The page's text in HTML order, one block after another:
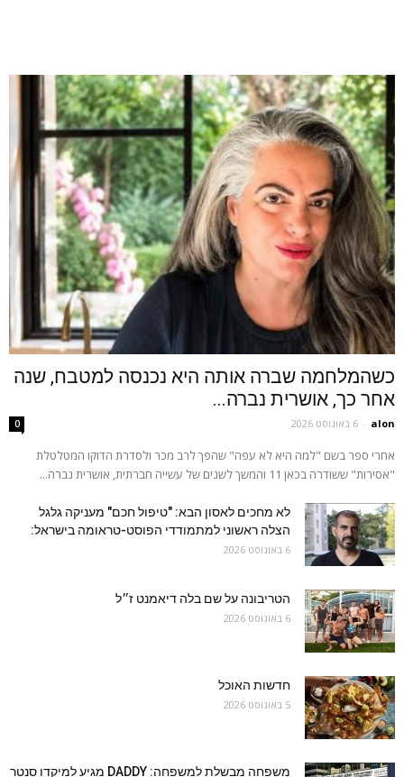
כשהמלחמה שברה אותה היא נכנסה למטבח, שנה
אחר כך, אושרית נברה...
alon
- 6 באוגוסט 2026 0
אחרי ספר בשם "למה היא לא עפה" שהפך לרב מכר ולסדרת הדוקו המטלטלת
"אסירות" ששודרה בכאן 11 והמשך לשנים של עשייה חברתית, אושרית נברה...
לא מחכים לאסון הבא: "טיפול חכם" מעניקה גלגל
הצלה ראשוני למתמודדי הפוסט-טראומה בישראל:
6 באוגוסט 2026
הטריבונה על שם בלה דיאמנט ז״ל
6 באוגוסט 2026
חדשות האוכל
5 באוגוסט 2026
משפחה מבשלת למשפחה: DADDY מגיע למיקדו סנטר